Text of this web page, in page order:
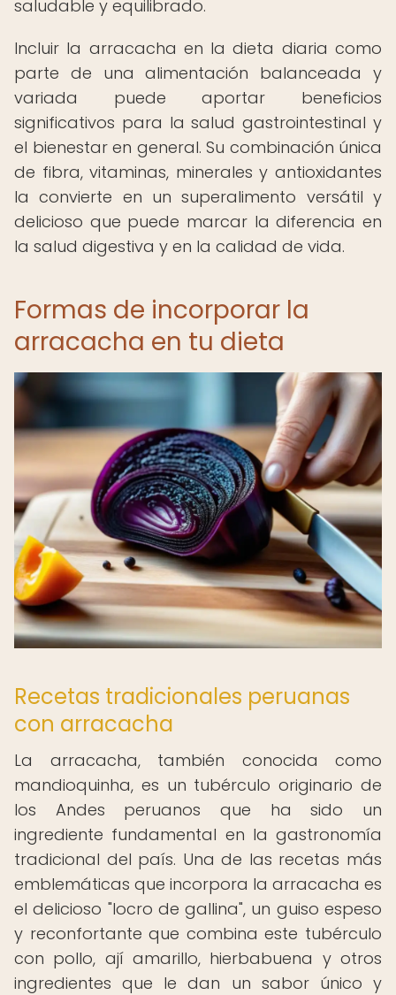
saludable y equilibrado.
Incluir la arracacha en la dieta diaria como
parte de una alimentación balanceada y
variada puede aportar beneficios
significativos para la salud gastrointestinal y
el bienestar en general. Su combinación única
de fibra, vitaminas, minerales y antioxidantes
la convierte en un superalimento versátil y
delicioso que puede marcar la diferencia en
la salud digestiva y en la calidad de vida.
Formas de incorporar la
arracacha en tu dieta
Recetas tradicionales peruanas
con arracacha
La arracacha, también conocida como
mandioquinha, es un tubérculo originario de
los Andes peruanos que ha sido un
ingrediente fundamental en la gastronomía
tradicional del país. Una de las recetas más
emblemáticas que incorpora la arracacha es
el delicioso "locro de gallina", un guiso espeso
y reconfortante que combina este tubérculo
con pollo, ají amarillo, hierbabuena y otros
ingredientes que le dan un sabor único y